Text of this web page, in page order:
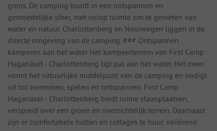
grens. De camping baadt in een ontspannen en
gemoedelijke sfeer, met volop ruimte om te genieten van
water en natuur. Charlottenberg en Noorwegen liggen in de
directe omgeving van de camping. ### Ontspannen
kamperen aan het water Het kampeerterrein van First Camp
Haganäset - Charlottenberg ligt pal aan het water. Het meer
vormt het natuurlijke middelpunt van de camping en nodigt
uit tot zwemmen, spelen en ontspannen. First Camp
Haganäset - Charlottenberg biedt ruime staanplaatsen,
verspreid over een groen en overzichtelijk terrein. Daarnaast
zijn er comfortabele hutten en cottages te huur, variërend